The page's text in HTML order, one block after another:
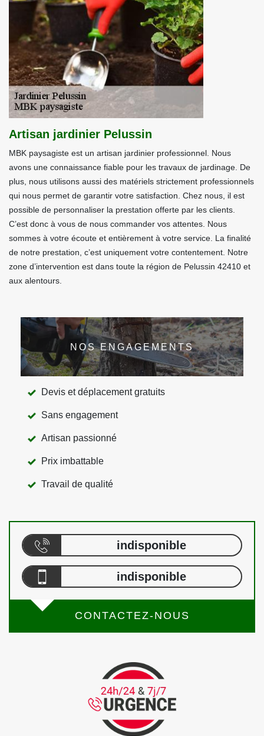
Artisan jardinier Pelussin
MBK paysagiste est un artisan jardinier professionnel. Nous
avons une connaissance fiable pour les travaux de jardinage. De
plus, nous utilisons aussi des matériels strictement professionnels
qui nous permet de garantir votre satisfaction. Chez nous, il est
possible de personnaliser la prestation offerte par les clients.
C’est donc à vous de nous commander vos attentes. Nous
sommes à votre écoute et entièrement à votre service. La finalité
de notre prestation, c’est uniquement votre contentement. Notre
zone d’intervention est dans toute la région de Pelussin 42410 et
aux alentours.
NOS ENGAGEMENTS
Devis et déplacement gratuits
Sans engagement
Artisan passionné
Prix imbattable
Travail de qualité
indisponible
indisponible
CONTACTEZ-NOUS